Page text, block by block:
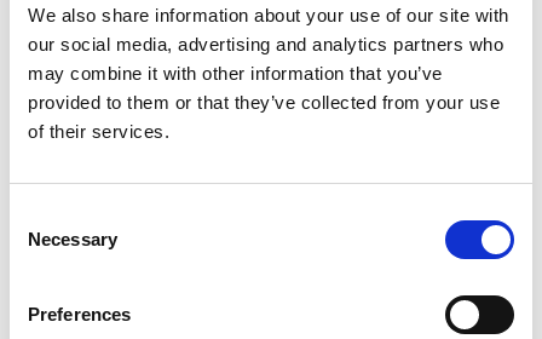
We also share information about your use of our site with
our social media, advertising and analytics partners who
may combine it with other information that you’ve
provided to them or that they’ve collected from your use
of their services.
Selection
Necessary
Preferences
Bahnhof Ömmeln. Und jetzt sind Sie schon in der
Gemeinde Säffle in der Provinz Värmland.
Heimfahrt nach der Wanderung
einem anderen zusammen, Storspåret, der zwischen
Busse und Züge nach Mellerud und Vänersborg. Von
Bengtsfors oder Åmål fahren. Informieren Sie sich in
der örtlichen Touristeninformation über die